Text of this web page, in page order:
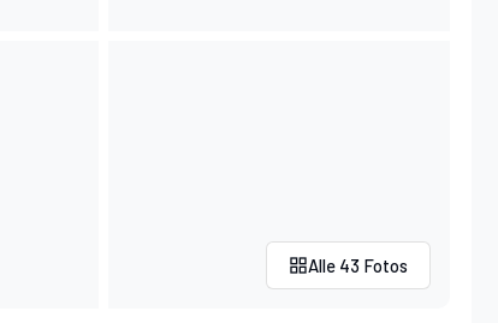
Alle 43 Fotos